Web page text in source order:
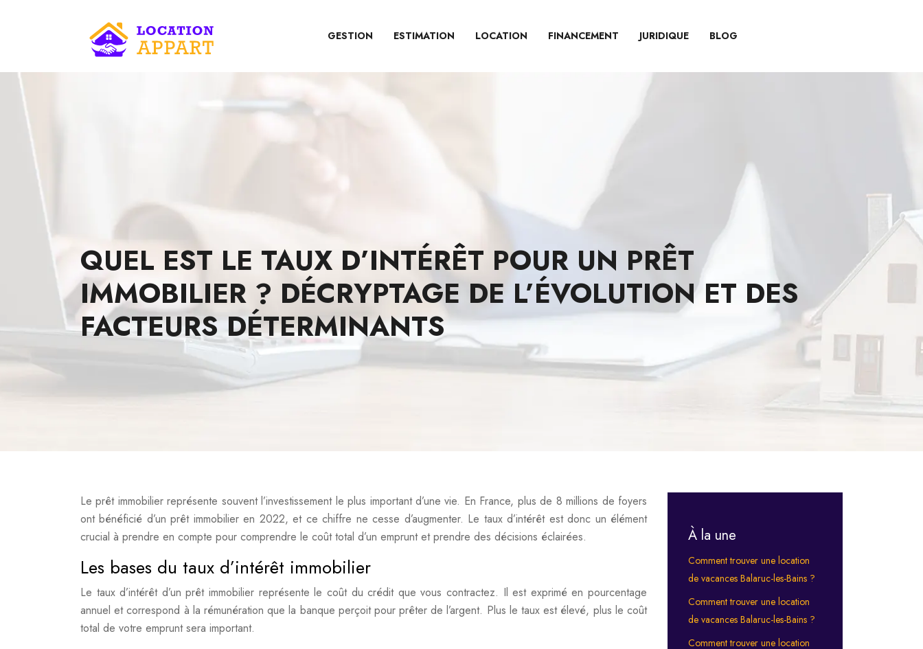
GESTION ESTIMATION LOCATION FINANCEMENT JURIDIQUE BLOG
QUEL EST LE TAUX D’INTÉRÊT POUR UN PRÊT
IMMOBILIER ? DÉCRYPTAGE DE L’ÉVOLUTION ET DES
FACTEURS DÉTERMINANTS
Le prêt immobilier représente souvent l’investissement le plus important d’une vie. En France, plus de 8 millions de foyers
ont bénéficié d’un prêt immobilier en 2022, et ce chiffre ne cesse d’augmenter. Le taux d’intérêt est donc un élément
crucial à prendre en compte pour comprendre le coût total d’un emprunt et prendre des décisions éclairées.
Les bases du taux d’intérêt immobilier
Le taux d’intérêt d’un prêt immobilier représente le coût du crédit que vous contractez. Il est exprimé en pourcentage
annuel et correspond à la rémunération que la banque perçoit pour prêter de l’argent. Plus le taux est élevé, plus le coût
total de votre emprunt sera important.
À la une
Comment trouver une location
de vacances Balaruc-les-Bains ?
Comment trouver une location
de vacances Balaruc-les-Bains ?
Comment trouver une location